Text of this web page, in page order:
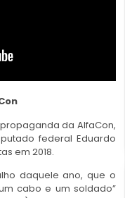
da AlfaCon,
federal Eduardo
em 2018.
daquele ano, que o
cabo e um soldado”